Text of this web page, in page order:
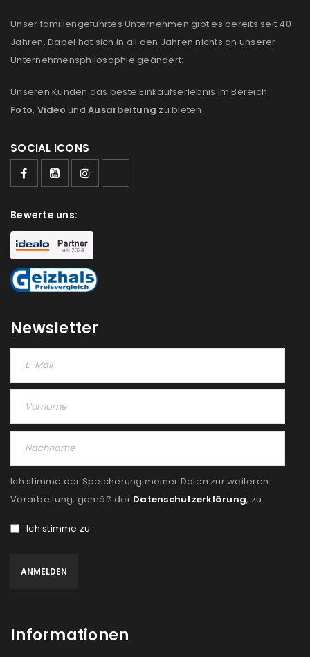
Unser familiengeführtes Unternehmen gibt es bereits seit 40
Jahren. Dabei hat sich in all den Jahren nichts an unserer
Unternehmensphilosophie geändert:
Unseren Kunden das beste Einkaufserlebnis im Bereich
Foto, Video und Ausarbeitung zu bieten.
SOCIAL ICONS
Bewerte uns:
Newsletter
Ich stimme der Speicherung meiner Daten zur weiteren
Verarbeitung, gemäß der Datenschutzerklärung, zu:
Ich stimme zu
Informationen